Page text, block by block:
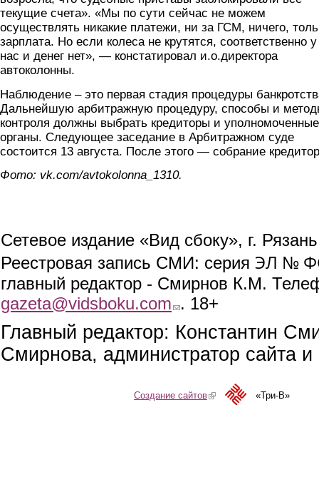
текущие счета». «Мы по сути сейчас не можем
осуществлять никакие платежи, ни за ГСМ, ничего,
зарплата. Но если колеса не крутятся, соответственно у
нас и денег нет», — констатировал и.о.директора
автоколонны.
Наблюдение – это первая стадия процедуры
Дальнейшую арбитражную процедуру, способы и
контроля должны выбрать кредиторы и уполномоченные
органы. Следующее заседание в Арбитражном суде
состоится 13 августа. После этого — собрание
Фото: vk.com/avtokolonna_1310.
Сетевое издание «Вид сбоку», г.
Реестровая запись СМИ: серия ЭЛ №
главный редактор - Смирнов К.М.
gazeta@vidsboku.com (link sends e-mail)
. 18+
Главный редактор: Константин
Смирнова, администратор сайта
Создание сайтов(link is external)«Три-В»